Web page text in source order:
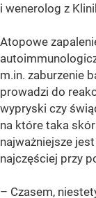
i wenerolog z
Atopowe
m.in. zaburzenie
prowadzi do
wypryski czy
na które taka
najważniejsze
najczęściej przy
– Czasem,